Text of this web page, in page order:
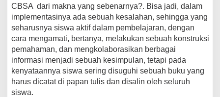
CBSA dari makna yang sebenarnya?. Bisa jadi, dalam
implementasinya ada sebuah kesalahan, sehingga yang
seharusnya siswa aktif dalam pembelajaran, dengan
cara mengamati, bertanya, melakukan sebuah konstruksi
pemahaman, dan mengkolaborasikan berbagai
informasi menjadi sebuah kesimpulan, tetapi pada
kenyataannya siswa sering disuguhi sebuah buku yang
harus dicatat di papan tulis dan disalin oleh seluruh
siswa.